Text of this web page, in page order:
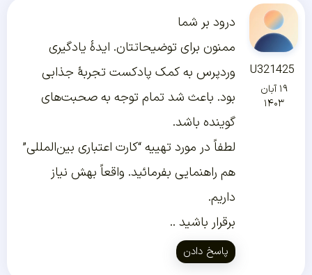
U321425
۱۹ آبان
۱۴۰۳
درود بر شما
ممنون برای توضیحاتتان. ایدۀ یادگیری
وردپرس به کمک پادکست تجربۀ جذابی
بود. باعث شد تمام توجه به صحبت‌های
گوینده باشد.
لطفاً در مورد تهییه “کارت اعتباری بین‌المللی”
هم راهنمایی بفرمائید. واقعاً بهش نیاز
داریم.
برقرار باشید ..
پاسخ دادن